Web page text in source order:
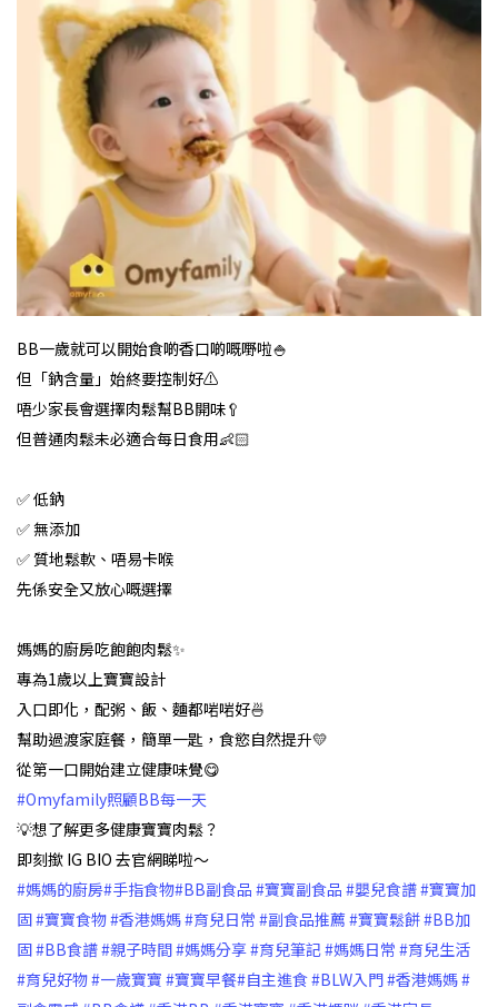
BB一歲就可以開始食啲香口啲嘅嘢啦🍚
但「鈉含量」始終要控制好⚠
唔少家長會選擇肉鬆幫BB開味🥄
但普通肉鬆未必適合每日食用👶🏻
✅ 低鈉
✅ 無添加
✅ 質地鬆軟、唔易卡喉
先係安全又放心嘅選擇
媽媽的廚房吃飽飽肉鬆✨
專為1歲以上寶寶設計
入口即化，配粥、飯、麵都啱啱好🍜
幫助過渡家庭餐，簡單一匙，食慾自然提升💛
從第一口開始建立健康味覺😋
#Omyfamily照顧BB每一天
💡想了解更多健康寶寶肉鬆？
即刻撳 IG BIO 去官網睇啦～
#媽媽的廚房#手指食物#BB副食品 #寶寶副食品 #嬰兒食譜#寶寶加
固#寶寶食物#香港媽媽#育兒日常 #副食品推薦#寶寶鬆餅#BB加
固#BB食譜#親子時間#媽媽分享#育兒筆記#媽媽日常 #育兒生活
#育兒好物#一歲寶寶 #寶寶早餐#自主進食#BLW入門#香港媽媽#